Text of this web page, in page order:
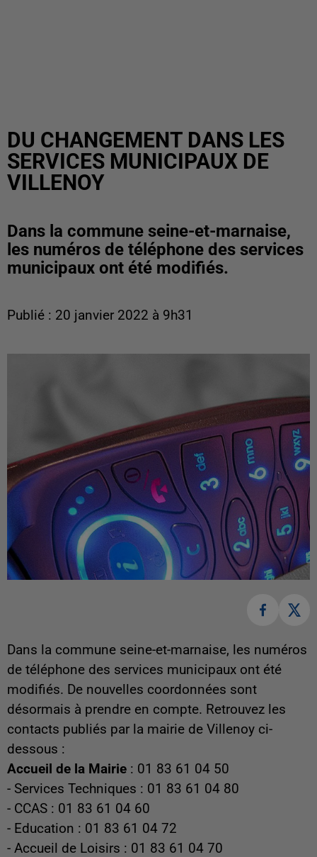
DU CHANGEMENT DANS LES
SERVICES MUNICIPAUX DE
VILLENOY
Dans la commune seine-et-marnaise,
les numéros de téléphone des services
municipaux ont été modifiés.
Publié : 20 janvier 2022 à 9h31
Dans la commune seine-et-marnaise, les numéros
de téléphone des services municipaux ont été
modifiés. De nouvelles coordonnées sont
désormais à prendre en compte. Retrouvez les
contacts publiés par la mairie de Villenoy ci-
dessous :
Accueil de la Mairie : 01 83 61 04 50
- Services Techniques : 01 83 61 04 80
- CCAS : 01 83 61 04 60
- Education : 01 83 61 04 72
- Accueil de Loisirs : 01 83 61 04 70